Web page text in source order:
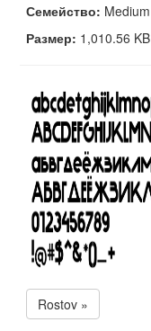
Семейство: Medium
Размер: 1,010.56 KB
Rostov »